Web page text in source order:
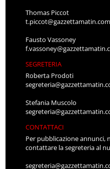
Thomas Piccot
t.piccot@gazzettamatin.com
Fausto Vassoney
SEGRETERIA
Roberta Prodoti
Stefania Muscolo
CONTATTACI
Per pubblicazione annunci,
contattare la segreteria al